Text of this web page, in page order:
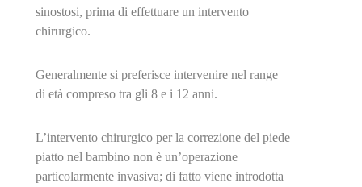
sinostosi, prima di effettuare un intervento
chirurgico.
Generalmente si preferisce intervenire nel range
di età compreso tra gli 8 e i 12 anni.
L’intervento chirurgico per la correzione del piede
piatto nel bambino non è un’operazione
particolarmente invasiva; di fatto viene introdotta